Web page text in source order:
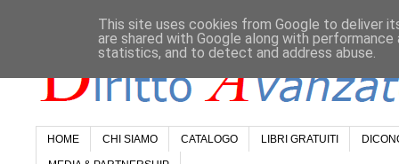
HOME CHI SIAMO CATALOGO LIBRI GRATUITI
This site uses cookies from Google to deliver
are shared with Google along with
statistics, and to detect and address abuse.